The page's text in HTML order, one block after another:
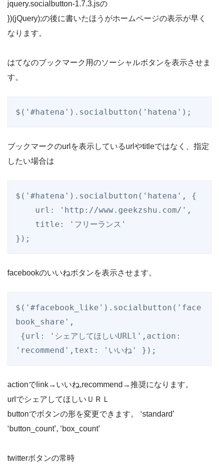
jquery.socialbutton-1.7.3.jsの
})(jQuery);の後に書いたほうがホームページの表示が早く
なります。
はてなのブックマーク用のソーシャルボタンを表示させま
す。
$('#hatena').socialbutton('hatena');
ブックマークのurlを表示しているurlやtitleではなく、指定
したい場合は
$('#hatena').socialbutton('hatena', {
});
facebookのいいねボタンを表示させます。
$('#facebook_like').socialbutton('face
book_share',
'recommend',text: 'いいね' });
actionでlink→いいね,recommend→推奨になります。
urlでシェアしてほしいＵＲＬ
buttonでボタンの形を変更できます。 ‘standard’
‘button_count’, ‘box_count’
twitterボタンの常時